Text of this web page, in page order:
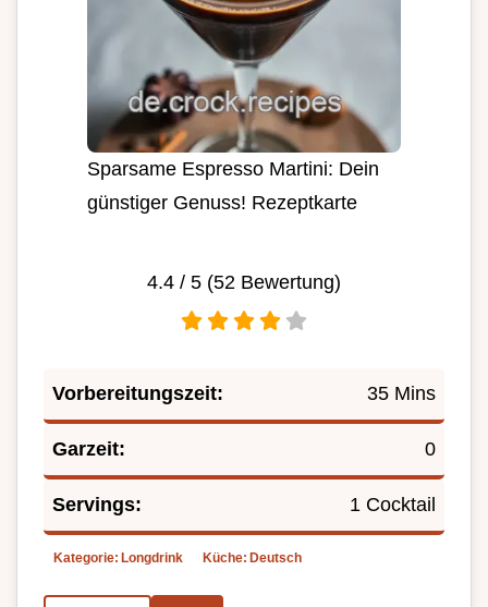
Sparsame Espresso Martini: Dein
günstiger Genuss! Rezeptkarte
4.4 / 5 (52 Bewertung)
Vorbereitungszeit: 35 Mins
Garzeit: 0
Servings: 1 Cocktail
Kategorie: Longdrink Küche: Deutsch